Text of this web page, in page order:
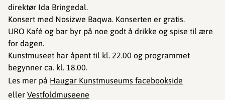
direktør Ida Bringedal.
Konsert med Nosizwe Baqwa. Konserten er gratis.
URO Kafé og bar byr på noe godt å drikke og spise til ære
for dagen.
Kunstmuseet har åpent til kl. 22.00 og programmet
begynner ca. kl. 18.00.
Les mer på Haugar Kunstmuseums facebookside
eller Vestfoldmuseene